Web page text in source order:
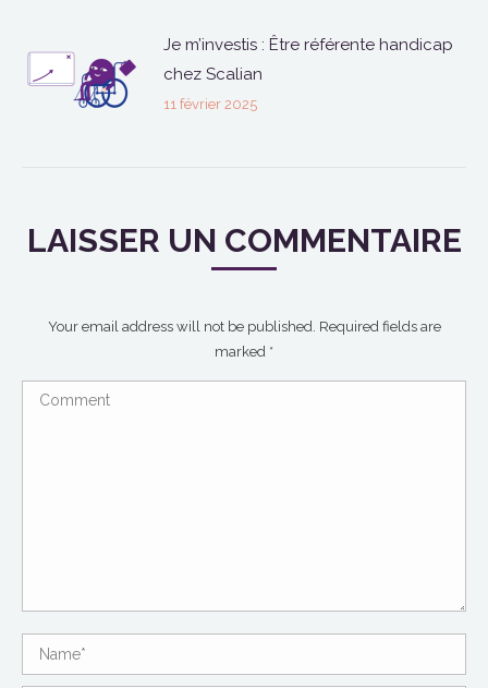
Je m’investis : Être référente handicap
chez Scalian
11 février 2025
LAISSER UN COMMENTAIRE
Your email address will not be published. Required fields are
marked *
Comment
Name *